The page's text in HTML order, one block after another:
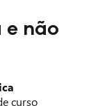
não
curso